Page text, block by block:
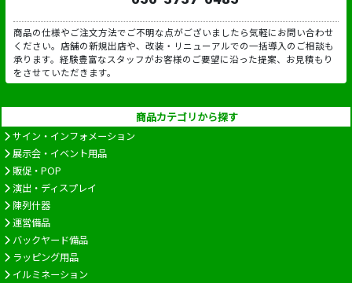
商品の仕様やご注文方法でご不明な点がございましたら気軽にお問い合わせ
ください。店舗の新規出店や、改装・リニューアルでの一括導入のご相談も
承ります。経験豊富なスタッフがお客様のご要望に沿った提案、お見積もり
をさせていただきます。
商品カテゴリから探す
サイン・インフォメーション
展示会・イベント用品
販促・POP
演出・ディスプレイ
陳列什器
運営備品
バックヤード備品
ラッピング用品
イルミネーション